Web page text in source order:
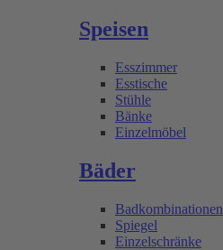
Speisen
Esszimmer
Esstische
Stühle
Bänke
Einzelmöbel
Bäder
Badkombinationen
Spiegel
Einzelschränke